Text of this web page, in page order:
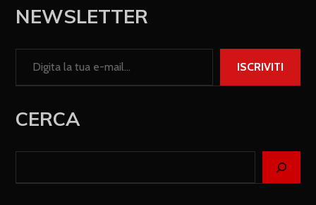
NEWSLETTER
ISCRIVITI
CERCA